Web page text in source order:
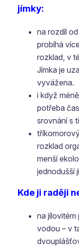
jímky:
na rozdíl
probíhá
rozklad, v
Jímka je
vyvážena.
i když
potřeba
srovnání s
rozklad
menší
jednodušší
Kde ji raději
na
vodou – v